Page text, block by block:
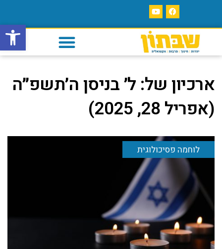
פתח
ארכיון של: ל׳ בניסן ה׳תשפ״ה
(אפריל 28, 2025)
לוחמה פסיכולוגית